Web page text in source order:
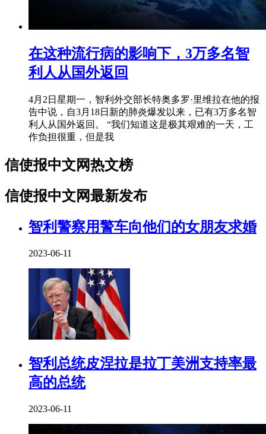
在这种流行病的影响下，3万多名智
利人从国外返回
4月2日星期一，智利外交部长特奥多罗·里维拉在他的报
告中说，自3月18日新的肺炎爆发以来，已有3万多名智
利人从国外返回。 “我们知道这是极其艰难的一天，工
作负担很重，但是我
信使报中文网热文榜
信使报中文网最新发布
智利警察用警车向他们的女朋友求婚
2023-06-11
智利总统皮涅拉是拉丁美洲支持率最
高的总统
2023-06-11